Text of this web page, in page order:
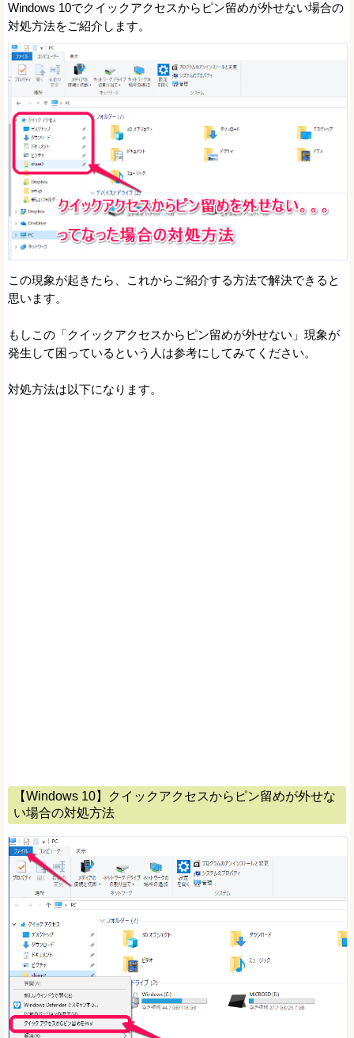
Windows 10でクイックアクセスからピン留めが外せない場合の
対処方法をご紹介します。
この現象が起きたら、これからご紹介する方法で解決できると
思います。
もしこの「クイックアクセスからピン留めが外せない」現象が
発生して困っているという人は参考にしてみてください。
対処方法は以下になります。
【Windows 10】クイックアクセスからピン留めが外せな
い場合の対処方法